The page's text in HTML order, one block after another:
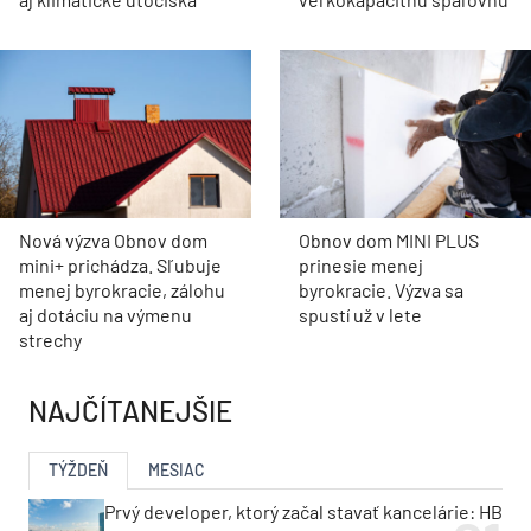
Nová výzva Obnov dom
mini+ prichádza. Sľubuje
menej byrokracie, zálohu
aj dotáciu na výmenu
strechy
Obnov dom MINI PLUS
prinesie menej
byrokracie. Výzva sa
spustí už v lete
NAJČÍTANEJŠIE
TÝŽDEŇ MESIAC
Prvý developer, ktorý začal stavať kancelárie: HB